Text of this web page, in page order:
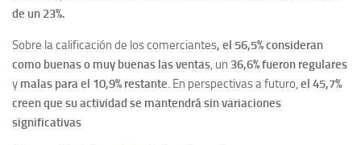
de un 23%.
Sobre la calificación de los comerciantes, el 56,5% consideran
como buenas o muy buenas las ventas, un 36,6% fueron regulares
y malas para el 10,9% restante. En perspectivas a futuro,el 45,7%
creen que su actividad se mantendrá sin variaciones
significativas